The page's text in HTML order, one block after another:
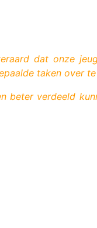
dat onze
taken over te
beter verdeeld